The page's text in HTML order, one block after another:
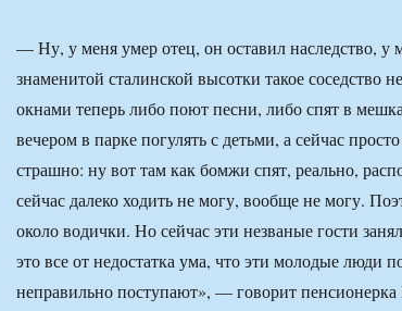
— Ну, у меня умер отец, он оставил наследство, у
знаменитой сталинской высотки такое соседство
окнами теперь либо поют песни, либо спят в
вечером в парке погулять с детьми, а сейчас
страшно: ну вот там как бомжи спят, реально,
сейчас далеко ходить не могу, вообще не могу.
около водички. Но сейчас эти незваные гости
это все от недостатка ума, что эти молодые люди
неправильно поступают», — говорит